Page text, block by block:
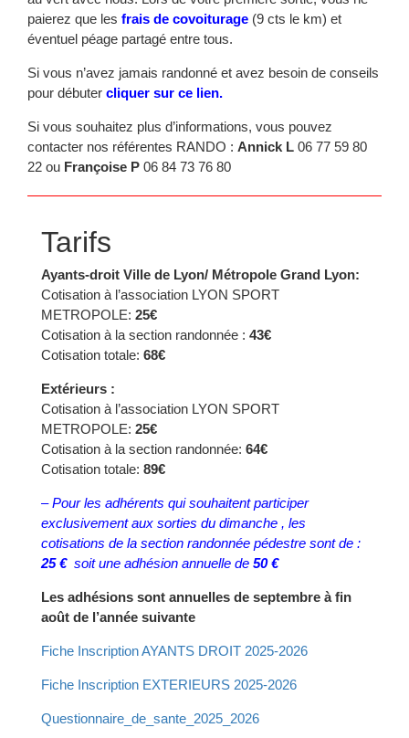
paierez que les frais de covoiturage (9 cts le km) et
éventuel péage partagé entre tous.
Si vous n’avez jamais randonné et avez besoin de conseils
pour débuter cliquer sur ce lien.
Si vous souhaitez plus d’informations, vous pouvez
contacter nos référentes RANDO : Annick L 06 77 59 80
22 ou Françoise P 06 84 73 76 80
Tarifs
Ayants-droit Ville de Lyon/ Métropole Grand Lyon:
Cotisation à l’association LYON SPORT
METROPOLE: 25€
Cotisation à la section randonnée : 43€
Cotisation totale: 68€
Extérieurs :
Cotisation à l’association LYON SPORT
METROPOLE: 25€
Cotisation à la section randonnée: 64€
Cotisation totale: 89€
– Pour les adhérents qui souhaitent participer
exclusivement aux sorties du dimanche , les
cotisations de la section randonnée pédestre sont de :
25 € soit une adhésion annuelle de 50 €
Les adhésions sont annuelles de septembre à fin
août de l’année suivante
Fiche Inscription AYANTS DROIT 2025-2026
Fiche Inscription EXTERIEURS 2025-2026
Questionnaire_de_sante_2025_2026